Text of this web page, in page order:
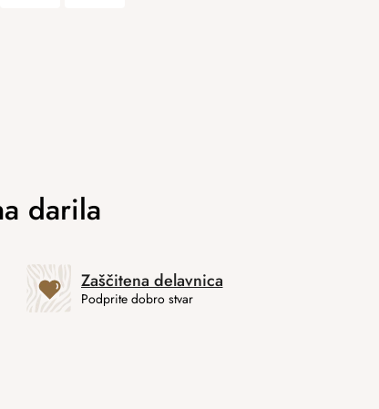
Zaščitena delavnica
Podprite dobro stvar